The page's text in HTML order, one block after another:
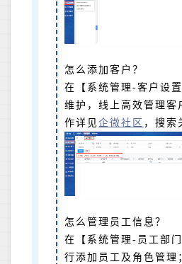
怎么添加客户？
在【系统管理-客户设
维护，线上高效管理客
作详见 企微社区 ，搜索
怎么管理员工信息？
在【系统管理-员工部
行添加员工及角色管理